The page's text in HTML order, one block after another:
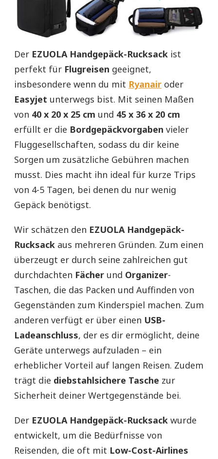
Der EZUOLA Handgepäck-Rucksack ist
perfekt für Flugreisen geeignet,
insbesondere wenn du mit Ryanair oder
Easyjet unterwegs bist. Mit seinen Maßen
von 40 x 20 x 25 cm und 45 x 36 x 20 cm
erfüllt er die Bordgepäckvorgaben vieler
Fluggesellschaften, sodass du dir keine
Sorgen um zusätzliche Gebühren machen
musst. Dies macht ihn ideal für kurze Trips
von 4-5 Tagen, bei denen du nur wenig
Gepäck benötigst.
Wir schätzen den EZUOLA Handgepäck-
Rucksack aus mehreren Gründen. Zum einen
überzeugt er durch seine zahlreichen gut
durchdachten Fächer und Organizer-
Taschen, die das Packen und Auffinden von
Gegenständen zum Kinderspiel machen. Zum
anderen verfügt er über einen USB-
Ladeanschluss, der es dir ermöglicht, deine
Geräte unterwegs aufzuladen – ein
erheblicher Vorteil auf langen Reisen. Zudem
trägt die diebstahlsichere Tasche zur
Sicherheit deiner Wertgegenstände bei.
Der EZUOLA Handgepäck-Rucksack wurde
entwickelt, um die Bedürfnisse von
Reisenden, die oft mit Low-Cost-Airlines